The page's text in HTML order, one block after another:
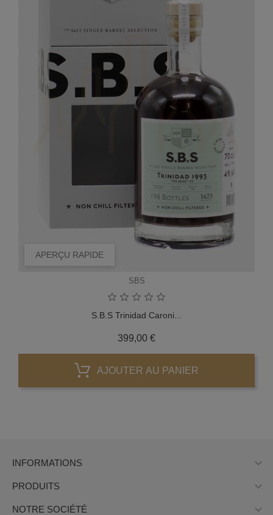
APERÇU RAPIDE
SBS
S.B.S Trinidad Caroni...
399,00 €Prix
AJOUTER AU PANIER
INFORMATIONS 
PRODUITS 
NOTRE SOCIÉTÉ 